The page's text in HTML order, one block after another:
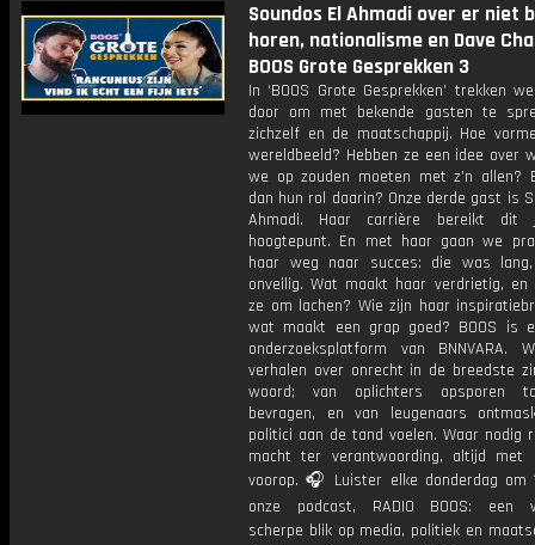
Soundos El Ahmadi over er niet
horen, nationalisme en Dave
BOOS Grote Gesprekken 3
In ‘BOOS Grote Gesprekken’ trekken
door om met bekende gasten te
zichzelf en de maatschappij. Hoe
wereldbeeld? Hebben ze een idee over
we op zouden moeten met z’n allen?
dan hun rol daarin? Onze derde gast is
Ahmadi. Haar carrière bereikt dit
hoogtepunt. En met haar gaan we
haar weg naar succes: die was
onveilig. Wat maakt haar verdrietig, en
ze om lachen? Wie zijn haar
wat maakt een grap goed? BOOS is
onderzoeksplatform van BNNVARA.
verhalen over onrecht in de breedste
woord; van oplichters opsporen
bevragen, en van leugenaars
politici aan de tand voelen. Waar nodig
macht ter verantwoording, altijd met
voorop. 🎧 Luister elke donderdag om
onze podcast, RADIO BOOS: een
scherpe blik op media, politiek en